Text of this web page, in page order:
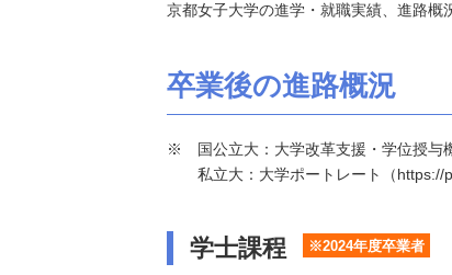
京都女子大学の進学・就職実績、進路概
卒業後の進路概況
国公立大：大学改革支援・学位授
私立大：大学ポートレート（
学士課程 ※2024年度卒業者